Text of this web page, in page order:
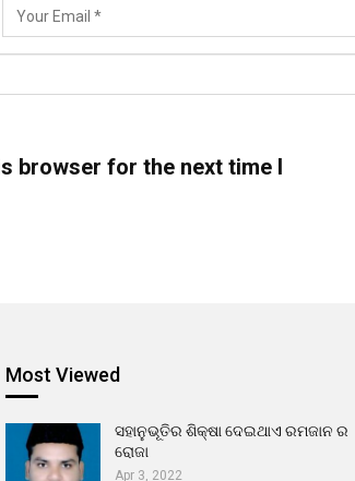
browser for the next time I
Most Viewed
ସହାନୁଭୂତିର ଶିକ୍ଷା ଦେଇଥାଏ ରମଜାନ ର
ରୋଜା
Apr 3, 2022